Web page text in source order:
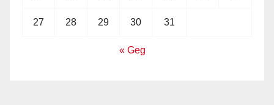
27 28 29 30 31
« Geg